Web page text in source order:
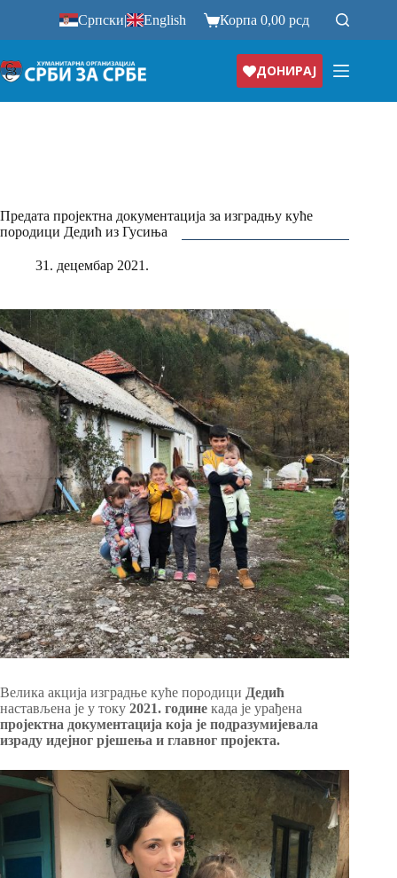
Српски| English Корпа0,00рсд
ДОНИРАЈ
Предата пројектна документација за изградњу куће
породици Дедић из Гусиња
31. децембар 2021.
Велика акција изградње куће породици Дедић
настављена је у току 2021. године када је урађена
пројектна документација која је подразумијевала
израду идејног рјешења и главног пројекта.